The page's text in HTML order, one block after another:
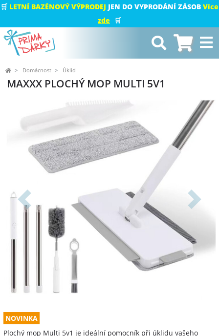
🛒 LETNÍ BAZÉNOVÝ VÝPRODEJ JEN DO VYPRODÁNÍ ZÁSOB Více
zde
🛒
Domácnost Úklid
MAXXX PLOCHÝ MOP MULTI 5V1
Předchozí Další
NOVINKA
Plochý mop Multi 5v1 je ideální pomocník při úklidu vašeho